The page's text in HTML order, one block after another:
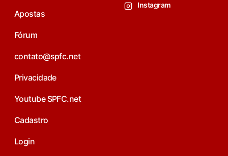
Apostas
Fórum
contato@spfc.net
Privacidade
Youtube SPFC.net
Cadastro
Login
Instagram